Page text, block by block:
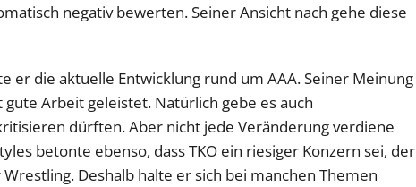
negativ bewerten. Seiner Ansicht nach gehe diese
er die aktuelle Entwicklung rund um AAA. Seiner Meinung
gute Arbeit geleistet. Natürlich gebe es auch
dürften. Aber nicht jede Veränderung verdiene
betonte ebenso, dass TKO ein riesiger Konzern sei, der
Deshalb halte er sich bei manchen Themen